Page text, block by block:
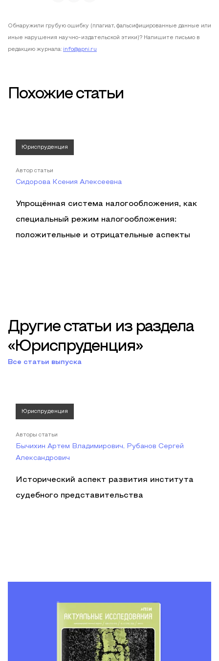
Обнаружили грубую ошибку (плагиат, фальсифицированные данные или
иные нарушения научно-издательской этики)? Напишите письмо в
редакцию журнала: info@apni.ru
Похожие статьи
Юриспруденция
Автор статьи
Сидорова Ксения Алексеевна
Упрощённая система налогообложения, как
специальный режим налогообложения:
положительные и отрицательные аспекты
Другие статьи из раздела
«Юриспруденция»
Все статьи выпуска
Юриспруденция
Авторы статьи
Бычихин Артем Владимирович, Рубанов Сергей
Александрович
Исторический аспект развития института
судебного представительства